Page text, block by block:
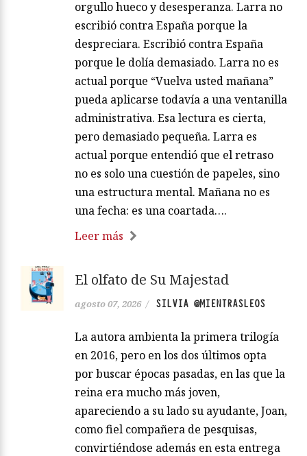
orgullo hueco y desesperanza. Larra no
escribió contra España porque la
despreciara. Escribió contra España
porque le dolía demasiado. Larra no es
actual porque “Vuelva usted mañana”
pueda aplicarse todavía a una ventanilla
administrativa. Esa lectura es cierta,
pero demasiado pequeña. Larra es
actual porque entendió que el retraso
no es solo una cuestión de papeles, sino
una estructura mental. Mañana no es
una fecha: es una coartada….
Leer más
El olfato de Su Majestad
agosto 07, 2026 / SILVIA @MIENTRASLEOS
La autora ambienta la primera trilogía
en 2016, pero en los dos últimos opta
por buscar épocas pasadas, en las que la
reina era mucho más joven,
apareciendo a su lado su ayudante, Joan,
como fiel compañera de pesquisas,
convirtiéndose además en esta entrega